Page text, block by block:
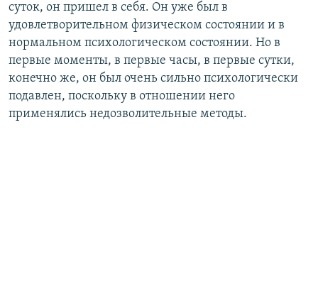
суток, он пришел в себя. Он уже был в
удовлетворительном физическом состоянии и в
нормальном психологическом состоянии. Но в
первые моменты, в первые часы, в первые сутки,
конечно же, он был очень сильно психологически
подавлен, поскольку в отношении него
применялись недозволительные методы.